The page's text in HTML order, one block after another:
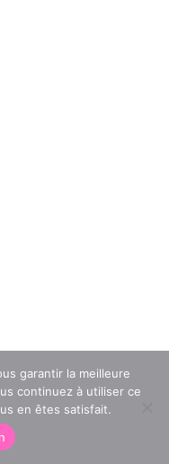
garantir la meilleure
continuez à utiliser ce
en êtes satisfait.